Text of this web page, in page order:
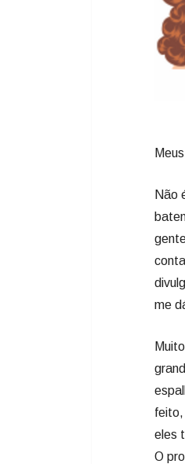
Não
me
feito,
eles
O